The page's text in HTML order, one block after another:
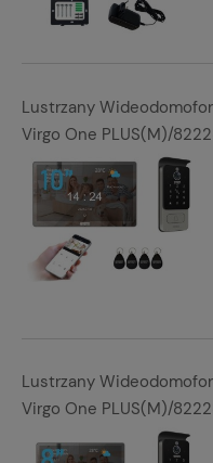
Lustrzany
Virgo One PLUS(M)/
Lustrzany
Virgo One PLUS(M)/